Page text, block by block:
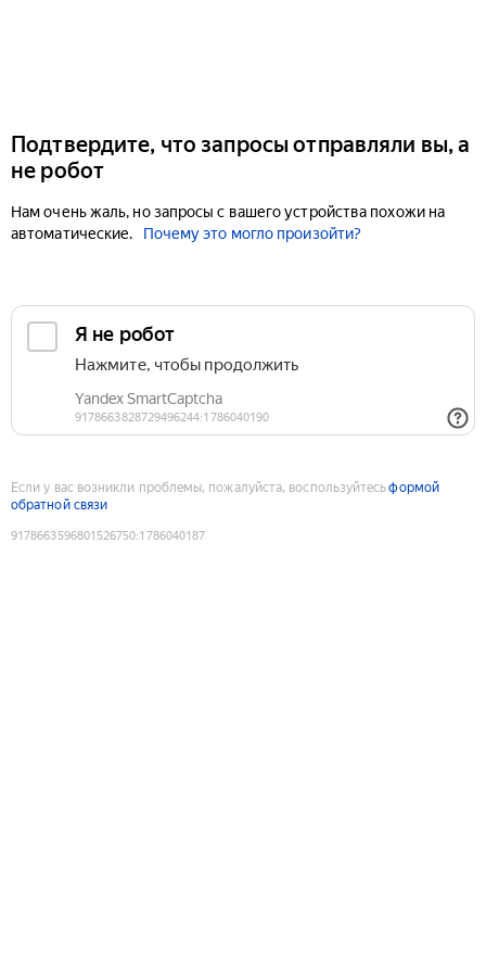
Подтвердите, что запросы отправляли вы, а
не робот
Нам очень жаль, но запросы с вашего устройства похожи на
автоматические.
Почему это могло произойти?
Если у вас возникли проблемы, пожалуйста, воспользуйтесьформой
обратной связи
9178663596801526750:1786040187